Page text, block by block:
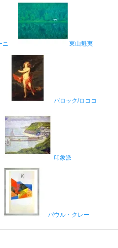
ニ 東山魁夷
バロック/ロココ
印象派
パウル・クレー